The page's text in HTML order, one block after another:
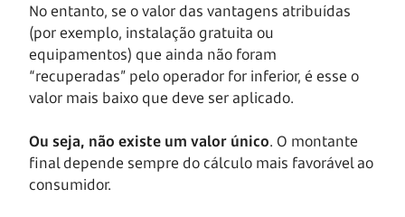
No entanto, se o valor das vantagens atribuídas
(por exemplo, instalação gratuita ou
equipamentos) que ainda não foram
“recuperadas” pelo operador for inferior, é esse o
valor mais baixo que deve ser aplicado.
Ou seja, não existe um valor único. O montante
final depende sempre do cálculo mais favorável ao
consumidor.